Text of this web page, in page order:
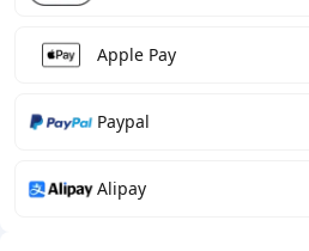
Apple Pay
Paypal
Alipay